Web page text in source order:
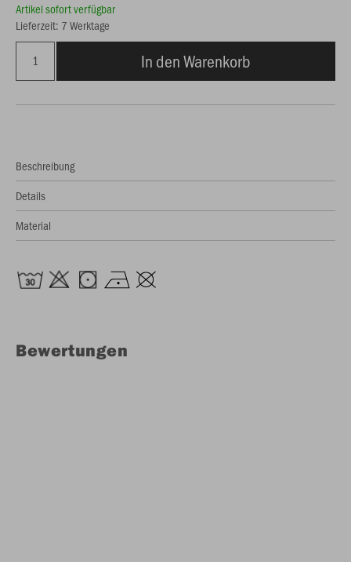
Artikel sofort verfügbar
Lieferzeit: 7 Werktage
In den Warenkorb
Beschreibung
Details
Material
Bewertungen